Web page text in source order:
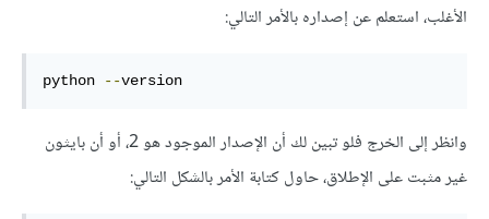
الأغلب، استعلم عن إصداره بالأمر التالي:
python --version
وانظر إلى الخرج فلو تبين لك أن الإصدار الموجود هو 2، أو أن بايثون
غير مثبت على الإطلاق، حاول كتابة الأمر بالشكل التالي: